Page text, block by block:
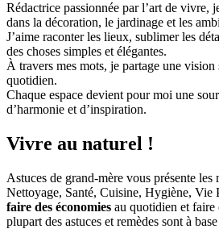
Rédactrice passionnée par l’art de vivre,
dans la décoration, le jardinage et les
J’aime raconter les lieux, sublimer les
des choses simples et élégantes.
À travers mes mots, je partage une vision
quotidien.
Chaque espace devient pour moi une
d’harmonie et d’inspiration.
Vivre au naturel !
Astuces de grand-mère vous présente les
Nettoyage, Santé, Cuisine, Hygiène,
faire des économies au quotidien et faire
plupart des astuces et remèdes sont à